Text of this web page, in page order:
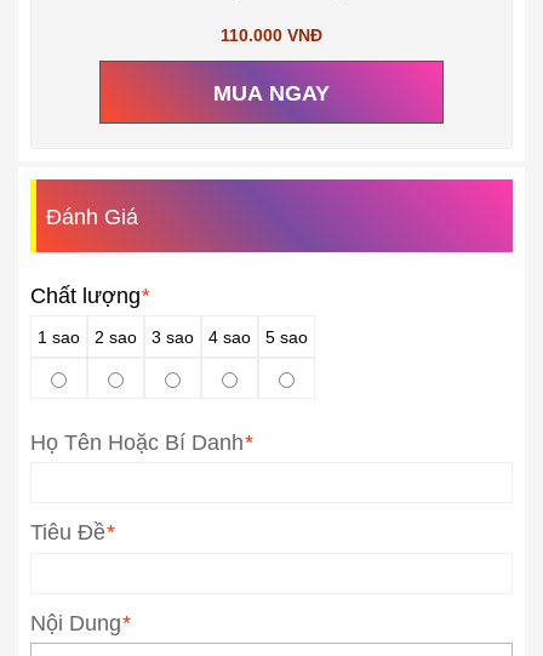
110.000 VNĐ
MUA NGAY
Đánh Giá
Chất lượng*
1 sao 2 sao 3 sao 4 sao 5 sao
*
Họ Tên Hoặc Bí Danh
*
Tiêu Đề
*
Nội Dung